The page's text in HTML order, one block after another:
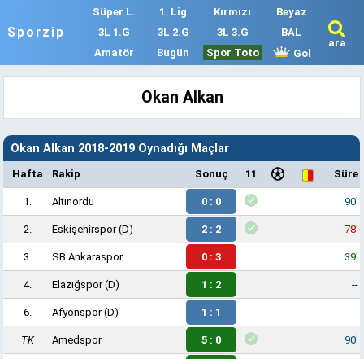
Sporzip
Süper L. 1. Lig Kırmızı
Beyaz
3L 1.G
3L 2.G 3L 3.G
BAL
Amatör
Bugün Spor Toto Gol
ara
Okan Alkan
Okan Alkan 2018-2019 Oynadığı Maçlar
Hafta Rakip Sonuç 11 Süre
1. Altınordu 0 : 0 90'
2. Eskişehirspor(D) 2 : 2 78'
3. SB Ankaraspor 0 : 3 39'
4. Elazığspor(D) 1 : 2 --
6. Afyonspor(D) 1 : 1 --
TK Amedspor 5 : 0 90'